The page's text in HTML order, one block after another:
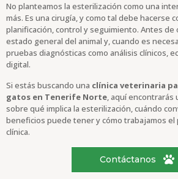
No planteamos la esterilización como una
más. Es una cirugía, y como tal debe hacerse
planificación, control y seguimiento. Antes de
estado general del animal y, cuando es
pruebas diagnósticas como análisis clínicos,
digital.
Si estás buscando una clínica veterinaria
gatos en Tenerife Norte , aquí encontrarás
sobre qué implica la esterilización, cuándo
beneficios puede tener y cómo trabajamos
clínica.
Contáctanos